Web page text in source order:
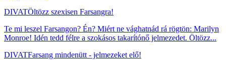
DIVATÖltözz szexisen Farsangra!
Te mi leszel Farsangon? Én? Miért ne vághatnád rá rögtön: Marilyn
Monroe! Idén tedd félre a szokásos takarítónő jelmezedet. Öltözz...
DIVATFarsang mindenütt - jelmezeket elő!